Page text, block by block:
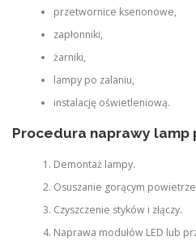
przetwornice ksenonowe,
zapłonniki,
żarniki,
lampy po zalaniu,
instalację oświetleniową.
Procedura naprawy lamp
Demontaż lampy.
Osuszanie gorącym
Czyszczenie styków i złączy.
Naprawa modułów LED lub